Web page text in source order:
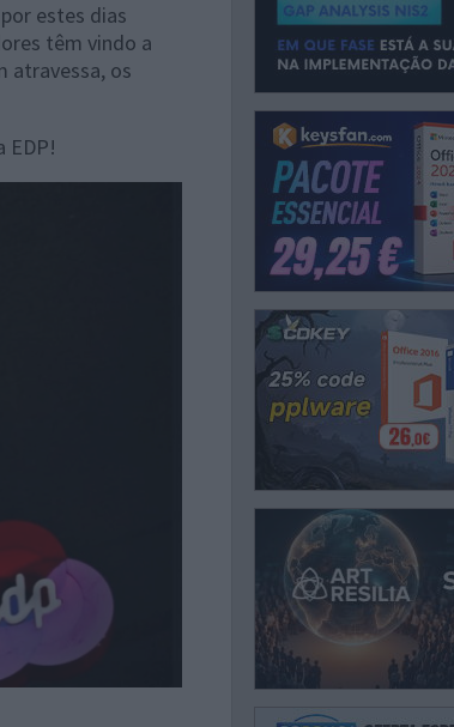
estes dias
têm vindo a
atravessa, os
EDP!